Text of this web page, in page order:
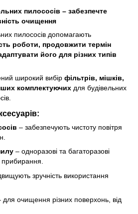
пилососів – забезпечте
очищення
пилососів допомагають
роботи, продовжити термін
його для різних типів
широкий вибір фільтрів, мішків,
комплектуючих для будівельних
– забезпечують чистоту повітря
– одноразові та багаторазові
прибирання.
зручність використання
для очищення різних поверхонь, від